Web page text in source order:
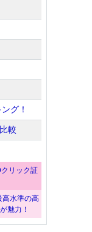
グ！
較
リック証
高水準の高
魅力！